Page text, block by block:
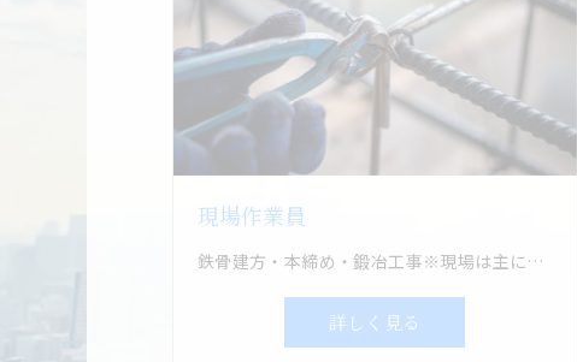
現場作業員
鉄骨建方・本締め・鍛冶工事※現場は主に都内
詳しく見る